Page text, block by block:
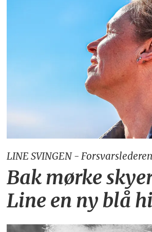
LINE SVINGEN -
Bak mørke
Line en ny blå